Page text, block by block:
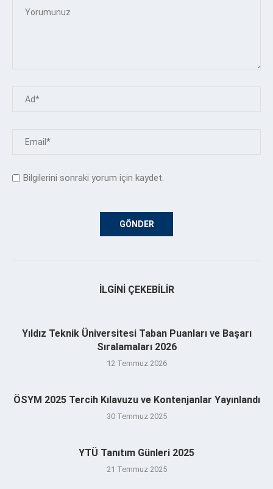
Bilgilerini sonraki yorum için kaydet.
İLGINI ÇEKEBILIR
Yıldız Teknik Üniversitesi Taban Puanları ve Başarı
Sıralamaları 2026
12 Temmuz 2026
ÖSYM 2025 Tercih Kılavuzu ve Kontenjanlar Yayınlandı
30 Temmuz 2025
YTÜ Tanıtım Günleri 2025
21 Temmuz 2025